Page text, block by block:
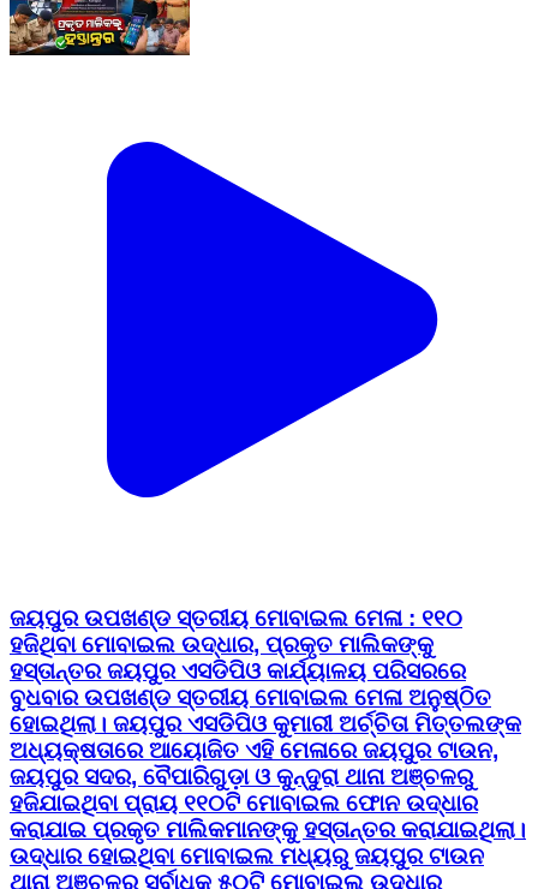
ଜୟପୁର ଉପଖଣ୍ଡ ସ୍ତରୀୟ ମୋବାଇଲ ମେଳା : ୧୧୦
ହଜିଥିବା ମୋବାଇଲ ଉଦ୍ଧାର, ପ୍ରକୃତ ମାଲିକଙ୍କୁ
ହସ୍ତାନ୍ତର ଜୟପୁର ଏସଡିପିଓ କାର୍ଯ୍ୟାଳୟ ପରିସରରେ
ବୁଧବାର ଉପଖଣ୍ଡ ସ୍ତରୀୟ ମୋବାଇଲ ମେଳା ଅନୁଷ୍ଠିତ
ହୋଇଥିଲା। ଜୟପୁର ଏସଡିପିଓ କୁମାରୀ ଅର୍ଚ୍ଚିତା ମିତ୍ତଲଙ୍କ
ଅଧ୍ୟକ୍ଷତାରେ ଆୟୋଜିତ ଏହି ମେଳାରେ ଜୟପୁର ଟାଉନ,
ଜୟପୁର ସଦର, ବୈପାରିଗୁଡ଼ା ଓ କୁନ୍ଦୁରା ଥାନା ଅଞ୍ଚଳରୁ
ହଜିଯାଇଥିବା ପ୍ରାୟ ୧୧୦ଟି ମୋବାଇଲ ଫୋନ ଉଦ୍ଧାର
କରାଯାଇ ପ୍ରକୃତ ମାଲିକମାନଙ୍କୁ ହସ୍ତାନ୍ତର କରାଯାଇଥିଲା।
ଉଦ୍ଧାର ହୋଇଥିବା ମୋବାଇଲ ମଧ୍ୟରୁ ଜୟପୁର ଟାଉନ
ଥାନା ଅଞ୍ଚଳରୁ ସର୍ବାଧିକ ୫୦ଟି ମୋବାଇଲ ଉଦ୍ଧାର